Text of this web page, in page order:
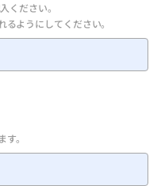
ください。
ようにしてください。
。